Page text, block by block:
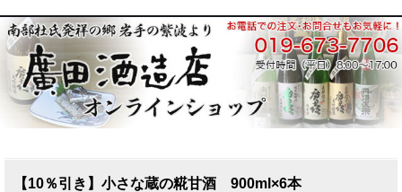
【10％引き】小さな蔵の糀甘酒 900ml×6本